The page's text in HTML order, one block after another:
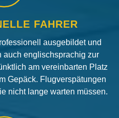
FAHRER
ausgebildet und
auch englischsprachig zur
am vereinbarten Platz
Gepäck. Flugverspätungen
nicht lange warten müssen.